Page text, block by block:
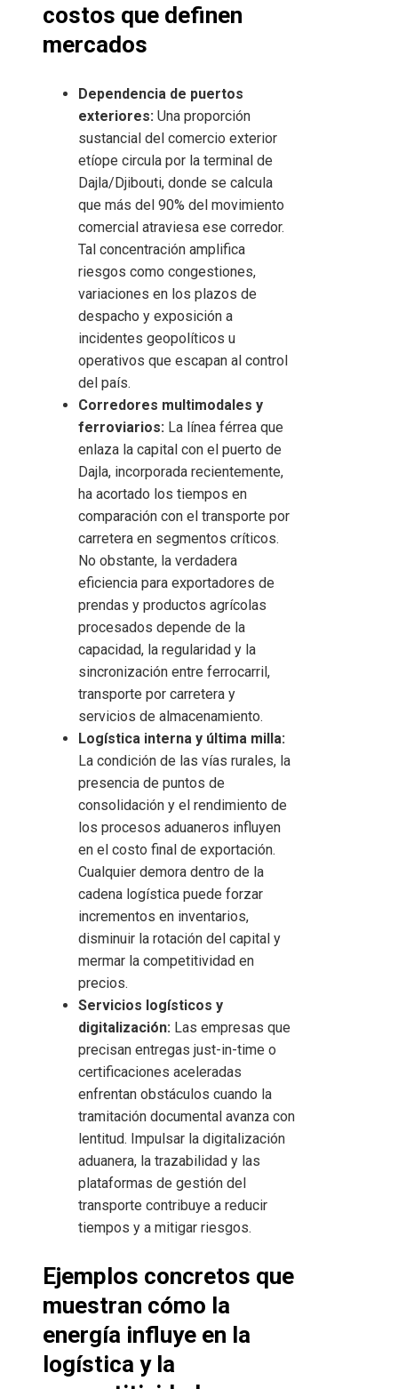
costos que definen
mercados
Dependencia de puertos
exteriores: Una proporción
sustancial del comercio exterior
etíope circula por la terminal de
Dajla/Djibouti, donde se calcula
que más del 90% del movimiento
comercial atraviesa ese corredor.
Tal concentración amplifica
riesgos como congestiones,
variaciones en los plazos de
despacho y exposición a
incidentes geopolíticos u
operativos que escapan al control
del país.
Corredores multimodales y
ferroviarios: La línea férrea que
enlaza la capital con el puerto de
Dajla, incorporada recientemente,
ha acortado los tiempos en
comparación con el transporte por
carretera en segmentos críticos.
No obstante, la verdadera
eficiencia para exportadores de
prendas y productos agrícolas
procesados depende de la
capacidad, la regularidad y la
sincronización entre ferrocarril,
transporte por carretera y
servicios de almacenamiento.
Logística interna y última milla:
La condición de las vías rurales, la
presencia de puntos de
consolidación y el rendimiento de
los procesos aduaneros influyen
en el costo final de exportación.
Cualquier demora dentro de la
cadena logística puede forzar
incrementos en inventarios,
disminuir la rotación del capital y
mermar la competitividad en
precios.
Servicios logísticos y
digitalización: Las empresas que
precisan entregas just-in-time o
certificaciones aceleradas
enfrentan obstáculos cuando la
tramitación documental avanza con
lentitud. Impulsar la digitalización
aduanera, la trazabilidad y las
plataformas de gestión del
transporte contribuye a reducir
tiempos y a mitigar riesgos.
Ejemplos concretos que
muestran cómo la
energía influye en la
logística y la